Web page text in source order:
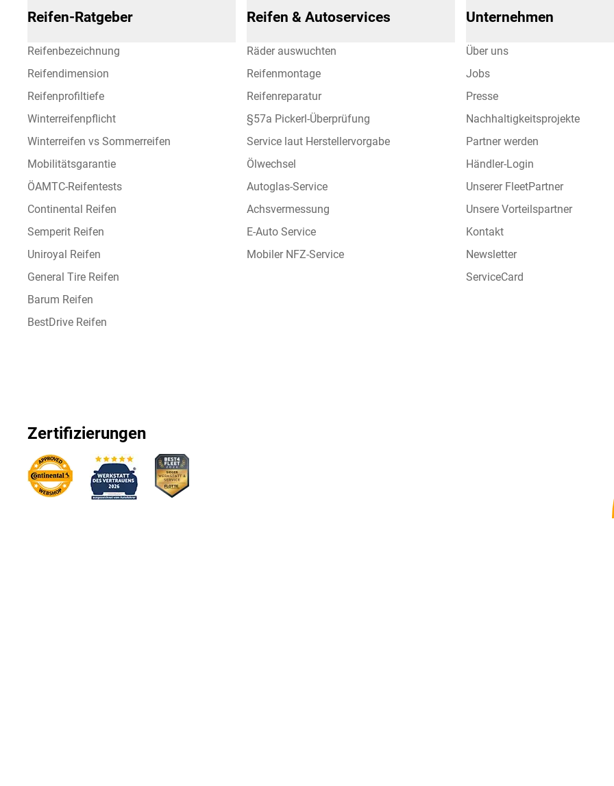
Reifen-Ratgeber
Reifenbezeichnung
Reifendimension
Reifenprofiltiefe
Winterreifenpflicht
Winterreifen vs Sommerreifen
Mobilitätsgarantie
ÖAMTC-Reifentests
Continental Reifen
Semperit Reifen
Uniroyal Reifen
General Tire Reifen
Barum Reifen
BestDrive Reifen
Reifen & Autoservices
Räder auswuchten
Reifenmontage
Reifenreparatur
§57a Pickerl-Überprüfung
Service laut Herstellervorgabe
Ölwechsel
Autoglas-Service
Achsvermessung
E-Auto Service
Mobiler NFZ-Service
Unternehmen
Über uns
Jobs
Presse
Nachhaltigkeitsprojekte
Partner werden
Händler-Login
Unserer FleetPartner
Unsere Vorteilspartner
Kontakt
Newsletter
ServiceCard
Zertifizierungen